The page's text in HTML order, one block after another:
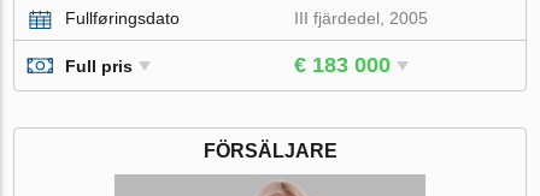
Fullføringsdato
III fjärdedel, 2005
Full pris € 183 000
FÖRSÄLJARE